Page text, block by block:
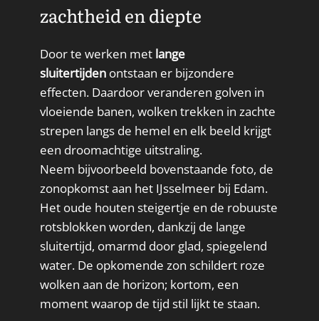
zachtheid en diepte
Door te werken met lange
sluitertijden ontstaan er bijzondere
effecten. Daardoor veranderen golven in
vloeiende banen, wolken trekken in zachte
strepen langs de hemel en elk beeld krijgt
een droomachtige uitstraling.
Neem bijvoorbeeld bovenstaande foto, de
zonopkomst aan het IJsselmeer bij Edam.
Het oude houten steigertje en de robuuste
rotsblokken worden, dankzij de lange
sluitertijd, omarmd door glad, spiegelend
water. De opkomende zon schildert roze
wolken aan de horizon; kortom, een
moment waarop de tijd stil lijkt te staan.